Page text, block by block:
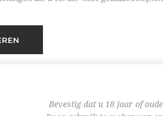
Bevestig dat u 18 jaar of